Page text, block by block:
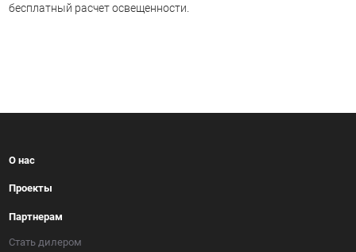
бесплатный расчет освещенности.
О нас
Проекты
Партнерам
Стать дилером